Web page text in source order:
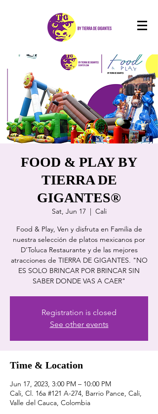
FOOD & PLAY BY
TIERRA DE
GIGANTES®
Sat, Jun 17
  |
Cali
Food & Play, Ven y disfruta en Familia de
nuestra selección de platos mexicanos por
D'Toluca Restaurante y de las mejores
atracciones de TIERRA DE GIGANTES. "NO
ES SOLO BRINCAR POR BRINCAR SIN
SABER DONDE VAS A CAER"
Registration is closed
See other events
Time & Location
Jun 17, 2023, 3:00 PM – 10:00 PM
Cali, Cl. 16a #121 A-274, Barrio Pance, Cali,
Valle del Cauca, Colombia